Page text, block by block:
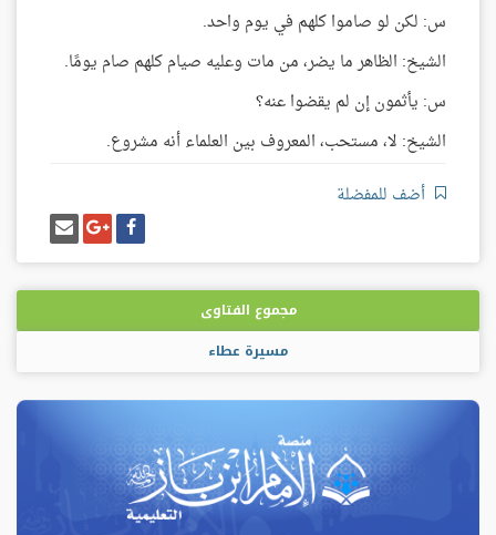
س: لكن لو صاموا كلهم في يوم واحد.
الشيخ: الظاهر ما يضر، من مات وعليه صيام كلهم صام يومًا.
س: يأثمون إن لم يقضوا عنه؟
الشيخ: لا، مستحب، المعروف بين العلماء أنه مشروع.
أضف للمفضلة
شارك
على
فيسبوك
شارك
على
غوغل
بلس
إرسل
إيميل
مجموع الفتاوى
مسيرة عطاء